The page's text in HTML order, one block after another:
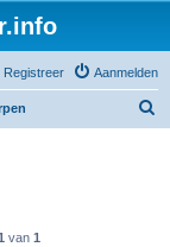
Aanmelden
Registreer
van 1